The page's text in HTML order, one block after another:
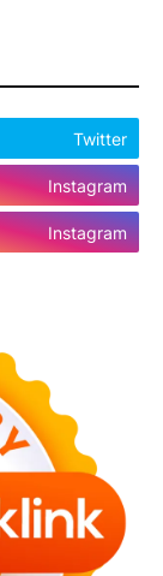
Twitter
Instagram
Instagram